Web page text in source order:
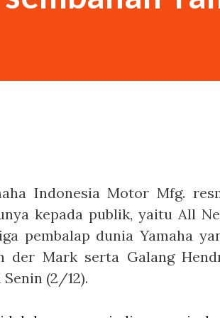
siluman tengkorak,” kata
Indonesia Motor Mfg.
kepada publik, yaitu All
pembalap dunia Yamaha
der Mark serta Galang
(2/12).